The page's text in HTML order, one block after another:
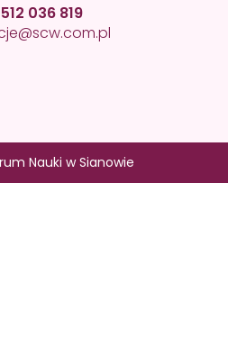
036 819
Nauki w Sianowie